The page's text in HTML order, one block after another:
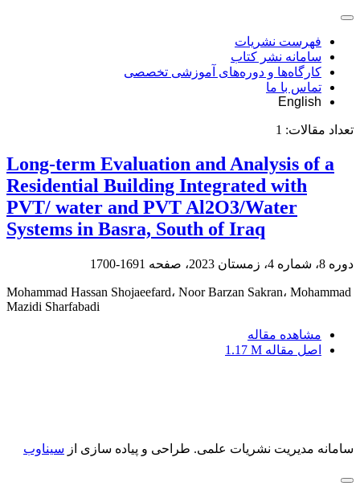
فهرست نشریات
سامانه نشر کتاب
کارگاه‌ها و دوره‌های آموزشی تخصصی
تماس با ما
English
تعداد مقالات: 1
Long-term Evaluation and Analysis of a
Residential Building Integrated with
PVT/ water and PVT Al2O3/Water
Systems in Basra, South of Iraq
دوره 8، شماره 4، زمستان 2023، صفحه 1691-1700
Mohammad Hassan Shojaeefard، Noor Barzan Sakran، Mohammad
Mazidi Sharfabadi
مشاهده مقاله
اصل مقاله 1.17 M
سامانه مدیریت نشریات علمی. طراحی و پیاده سازی از سیناوب